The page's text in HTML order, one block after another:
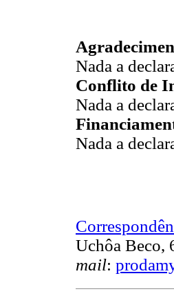
Nada a
Conflito de
Nada a
Nada a
Uchôa Beco,
mail: